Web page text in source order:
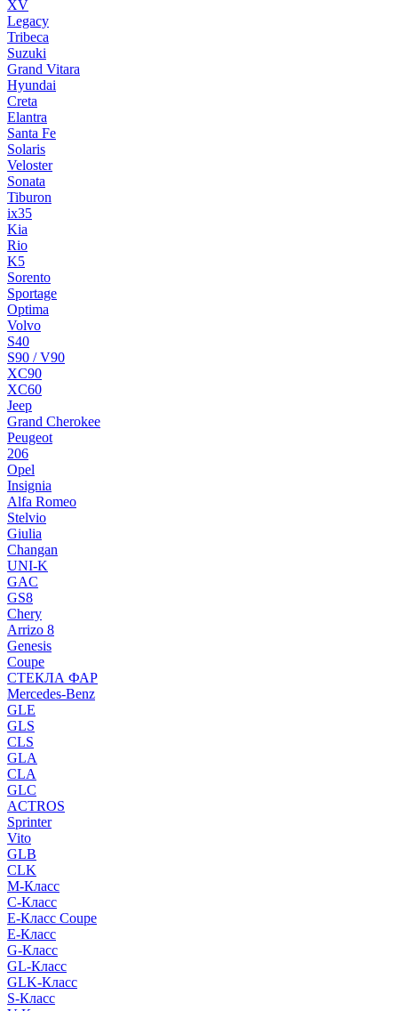
XV
Legacy
Tribeca
Suzuki
Grand Vitara
Hyundai
Creta
Elantra
Santa Fe
Solaris
Veloster
Sonata
Tiburon
ix35
Kia
Rio
K5
Sorento
Sportage
Optima
Volvo
S40
S90 / V90
XC90
XC60
Jeep
Grand Cherokee
Peugeot
206
Opel
Insignia
Alfa Romeo
Stelvio
Giulia
Changan
UNI-K
GAC
GS8
Chery
Arrizo 8
Genesis
Coupe
СТЕКЛА ФАР
Mercedes-Benz
GLE
GLS
CLS
GLA
CLA
GLC
ACTROS
Sprinter
Vito
GLB
CLK
M-Класс
C-Класс
E-Класс Coupe
E-Класс
G-Класс
GL-Класс
GLK-Класс
S-Класс